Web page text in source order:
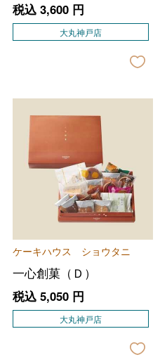
税込 3,600円
大丸神戸店
ケーキハウス ショウタニ
一心創菓（Ｄ）
税込 5,050円
大丸神戸店